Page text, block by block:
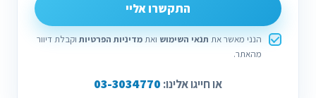
התקשרו אליי
הנני מאשר את תנאי השימוש ואתמדיניות הפרטיות וקבלת דיוור
מהאתר.
או חייגו אלינו: 03-3034770